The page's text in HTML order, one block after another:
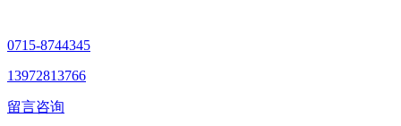
0715-8744345
13972813766
留言咨询